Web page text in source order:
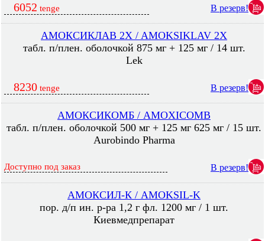
6052 tenge В резерв!
АМОКСИКЛАВ 2X / AMOKSIKLAV 2X
табл. п/плен. оболочкой 875 мг + 125 мг / 14 шт.
Lek
8230 tenge В резерв!
АМОКСИКОМБ / AMOXICOMB
табл. п/плен. оболочкой 500 мг + 125 мг 625 мг / 15 шт.
Aurobindo Pharma
Доступно под заказ В резерв!
АМОКСИЛ-К / AMOKSIL-K
пор. д/п ин. р-ра 1,2 г фл. 1200 мг / 1 шт.
Киевмедпрепарат